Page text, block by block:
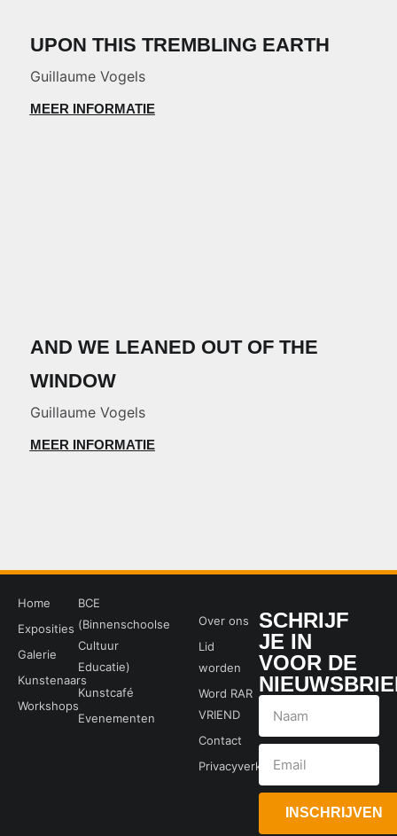
UPON THIS TREMBLING EARTH
Guillaume Vogels
MEER INFORMATIE
AND WE LEANED OUT OF THE
WINDOW
Guillaume Vogels
MEER INFORMATIE
Home
Exposities
Galerie
Kunstenaars
Workshops
BCE
(Binnenschoolse
Cultuur
Educatie)
Kunstcafé
Evenementen
Over ons
Lid
worden
Word RAR
VRIEND
Contact
Privacyverklaring
SCHRIJF
JE IN
VOOR DE
INSCHRIJVEN